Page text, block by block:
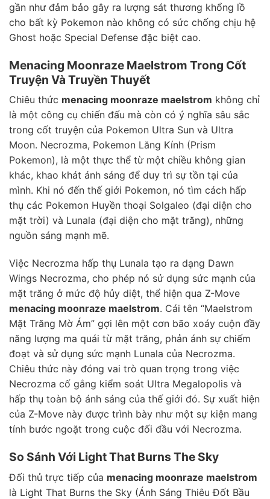
gần như đảm bảo gây ra lượng sát thương khổng lồ
cho bất kỳ Pokemon nào không có sức chống chịu hệ
Ghost hoặc Special Defense đặc biệt cao.
Menacing Moonraze Maelstrom Trong Cốt
Truyện Và Truyền Thuyết
Chiêu thức menacing moonraze maelstrom không chỉ
là một công cụ chiến đấu mà còn có ý nghĩa sâu sắc
trong cốt truyện của Pokemon Ultra Sun và Ultra
Moon. Necrozma, Pokemon Lăng Kính (Prism
Pokemon), là một thực thể từ một chiều không gian
khác, khao khát ánh sáng để duy trì sự tồn tại của
mình. Khi nó đến thế giới Pokemon, nó tìm cách hấp
thụ các Pokemon Huyền thoại Solgaleo (đại diện cho
mặt trời) và Lunala (đại diện cho mặt trăng), những
nguồn sáng mạnh mẽ.
Việc Necrozma hấp thụ Lunala tạo ra dạng Dawn
Wings Necrozma, cho phép nó sử dụng sức mạnh của
mặt trăng ở mức độ hủy diệt, thể hiện qua Z-Move
menacing moonraze maelstrom. Cái tên “Maelstrom
Mặt Trăng Mờ Ám” gợi lên một cơn bão xoáy cuộn đầy
năng lượng ma quái từ mặt trăng, phản ánh sự chiếm
đoạt và sử dụng sức mạnh Lunala của Necrozma.
Chiêu thức này đóng vai trò quan trọng trong việc
Necrozma cố gắng kiểm soát Ultra Megalopolis và
hấp thụ toàn bộ ánh sáng của thế giới đó. Sự xuất hiện
của Z-Move này được trình bày như một sự kiện mang
tính bước ngoặt trong cuộc đối đầu với Necrozma.
So Sánh Với Light That Burns The Sky
Đối thủ trực tiếp của menacing moonraze maelstrom
là Light That Burns the Sky (Ánh Sáng Thiêu Đốt Bầu